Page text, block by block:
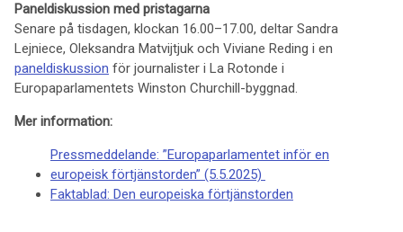
Paneldiskussion med pristagarna
Senare på tisdagen, klockan 16.00–17.00, deltar Sandra
Lejniece, Oleksandra Matvijtjuk och Viviane Reding i en
paneldiskussion för journalister i La Rotonde i
Europaparlamentets Winston Churchill-byggnad.
Mer information:
Pressmeddelande: ”Europaparlamentet inför en
europeisk förtjänstorden” (5.5.2025)
Faktablad: Den europeiska förtjänstorden